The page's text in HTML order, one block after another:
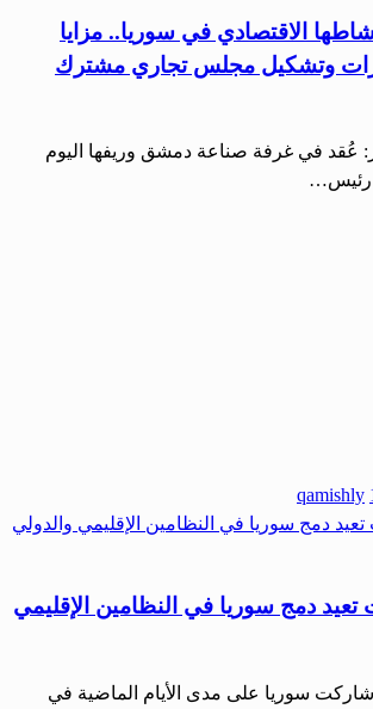
الاقتصادي في سوريا.. مزايا
وتشكيل مجلس تجاري مشترك
عُقد في غرفة صناعة دمشق وريفها اليوم
رئيس…
qamishly
تعيد دمج سوريا في النظامين الإقليمي
شاركت سوريا على مدى الأيام الماضية في